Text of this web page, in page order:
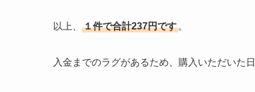
以上、 １件で合計237円です 。
入金までのラグがあるため、購入いただいた